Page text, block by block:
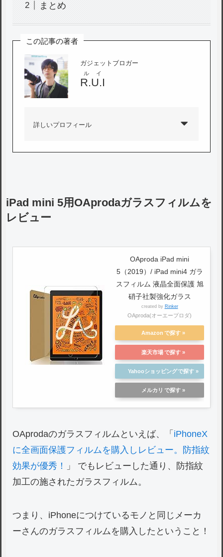
まとめ
この記事の著者
ガジェットブロガー
R.U.I
ルイ
詳しいプロフィール
iPad mini 5用OAprodaガラスフィルムを
レビュー
OAproda iPad mini
5（2019）/ iPad mini4 ガラ
スフィルム 液晶全面保護 旭
硝子社製強化ガラス
created by Rinker
OAproda(オーエープロダ)
Amazon
楽天市場
Yahooショッピング
メルカリ
OAprodaのガラスフィルムといえば、「 iPhoneX
に全画面保護フィルムを購入しレビュー。防指紋
効果が優秀！
」 でもレビューした通り、防指紋
加工の施されたガラスフィルム。
つまり、iPhoneにつけているモノと同じメーカ
ーさんのガラスフィルムを購入したということ！